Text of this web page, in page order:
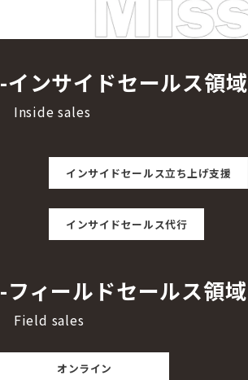
-インサイドセールス領域
Inside sales
インサイドセールス立ち上げ支援
インサイドセールス代行
-フィールドセールス領域
Field sales
オンライン